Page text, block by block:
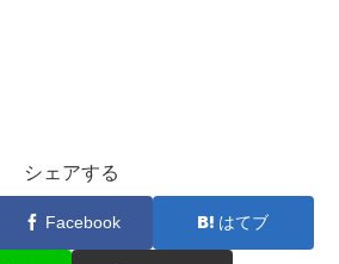
シェアする
Facebook はてブ